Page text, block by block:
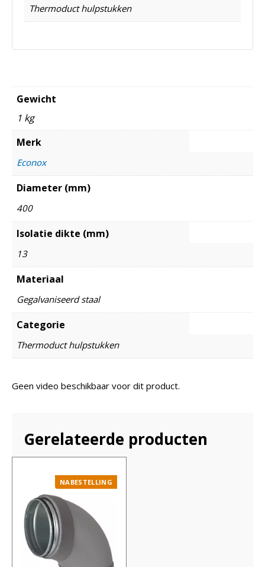
Thermoduct hulpstukken
Gewicht
1 kg
Merk
Econox
Diameter (mm)
400
Isolatie dikte (mm)
13
Materiaal
Gegalvaniseerd staal
Categorie
Thermoduct hulpstukken
Geen video beschikbaar voor dit product.
Gerelateerde producten
NABESTELLING